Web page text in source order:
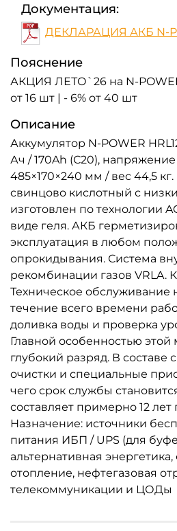
Документация:
ДЕКЛАРАЦИЯ АКБ N-
Пояснение
АКЦИЯ ЛЕТО`26 на N-POWER
от 16 шт | - 6% от 40 шт
Описание
Аккумулятор N-POWER
Ач / 170Ah (С20),
485×170×240 мм / вес 44,5
свинцово кислотный с
изготовлен по технологии
виде геля. АКБ
эксплуатация в любом
опрокидывания. Система
рекомбинации газов VRLA.
Техническое обслуживание
течение всего времени
доливка воды и проверка
Главной особенностью этой
глубокий разряд. В составе
очистки и специальные
чего срок службы
составляет примерно 12 лет
Назначение: источники
питания ИБП / UPS (для
альтернативная
отопление, нефтегазовая
телекоммуникации и ЦОДы